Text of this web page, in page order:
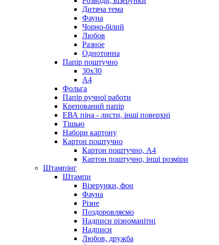
Дитяча тема
Фауна
Чорно-білий
Любов
Разное
Однотонна
Папір поштучно
30х30
А4
Фольга
Папір ручної работи
Крепований папір
ЕВА піна - листи, інші поверхні
Тішью
Набори картону
Картон поштучно
Картон поштучно, А4
Картон поштучно, інші розміри
Штампінг
Штампи
Візерунки, фон
Фауна
Різне
Поздоровляємо
Надписи різноманітні
Надписи
Любов, дружба